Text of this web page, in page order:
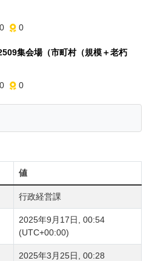
0 0
集会場（市町村（規模＋老朽
0 0
値
行政経営課
2025年9月17日, 00:54
(UTC+00:00)
2025年3月25日, 00:28